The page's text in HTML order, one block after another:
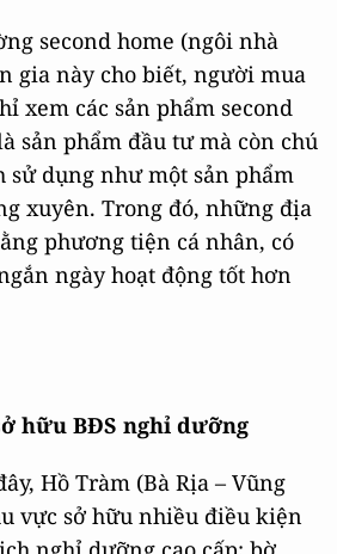
second home (ngôi nhà
gia này cho biết, người mua
xem các sản phẩm second
sản phẩm đầu tư mà còn chú
sử dụng như một sản phẩm
xuyên. Trong đó, những địa
phương tiện cá nhân, có
ngày hoạt động tốt hơn
hữu BĐS nghỉ dưỡng
Hồ Tràm (Bà Rịa – Vũng
vực sở hữu nhiều điều kiện